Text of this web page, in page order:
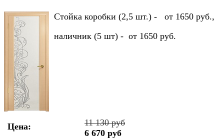
Стойка коробки (2,5 шт.) - от 1650 руб.,
наличник (5 шт) - от 1650 руб.
Цена:
11 130 руб
6 670 руб